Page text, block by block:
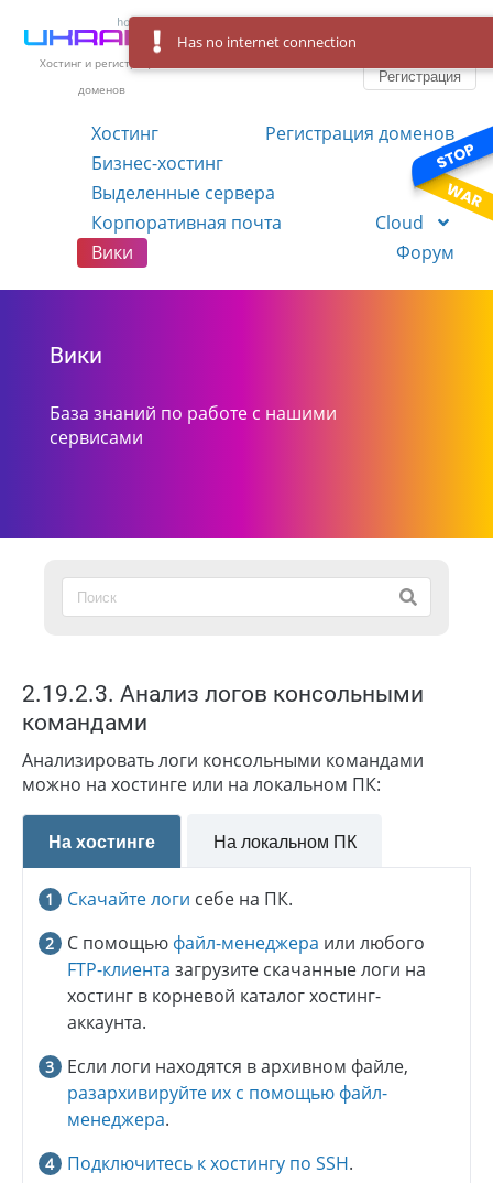
Хостинг и регистрация
доменов
Регистрация
Хостинг
Регистрация доменов
Бизнес-хостинг
VPS
Выделенные сервера
Корпоративная почта
Cloud
Вики
Форум
Вики
База знаний по работе с нашими
сервисами
2.19.2.3. Анализ логов консольными
командами
Анализировать логи консольными командами
можно на хостинге или на локальном ПК:
На хостинге На локальном ПК
Скачайте логи себе на ПК.
С помощью файл-менеджера или любого
FTP-клиента загрузите скачанные логи на
хостинг в корневой каталог хостинг-
аккаунта.
Если логи находятся в архивном файле,
разархивируйте их с помощью файл-
менеджера.
Подключитесь к хостингу по SSH.
Has no internet connection